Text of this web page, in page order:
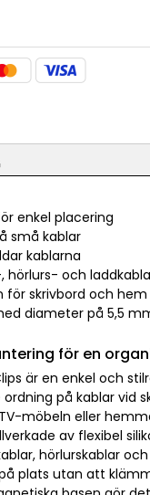
enkel placering
små kablar
kablarna
, hörlurs- och
för skrivbord och hem
diameter på 5,5
för en
är en enkel och
på kablar vid
möbeln eller
av flexibel
hörlurskablar
plats utan att